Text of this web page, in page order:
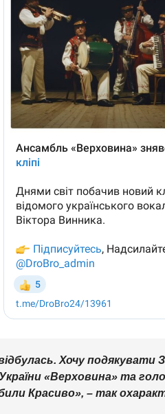
Хочу
«Верховина» та
Красиво», – так